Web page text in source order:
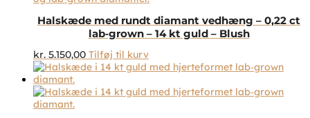
Halskæde med rundt diamant vedhæng – 0,22 ct
lab‑grown – 14 kt guld – Blush
kr. 5.150,00 Tilføj til kurv